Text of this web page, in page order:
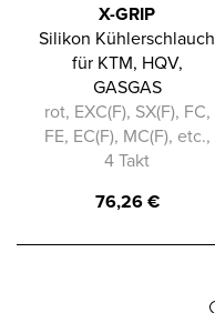
X-GRIP
Silikon Kühlerschlauch
für KTM, HQV,
GASGAS
rot, EXC(F), SX(F), FC,
FE, EC(F), MC(F), etc.,
4 Takt
76,26€